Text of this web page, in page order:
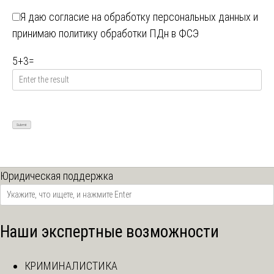
Я даю согласие на обработку персональных данных и
принимаю политику обработки ПДн в ФСЭ
5+3=
Юридическая поддержка
Наши экспертные возможности
КРИМИНАЛИСТИКА